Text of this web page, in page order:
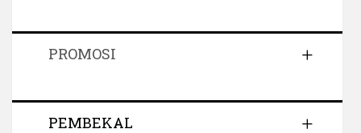
PROMOSI
PEMBEKAL